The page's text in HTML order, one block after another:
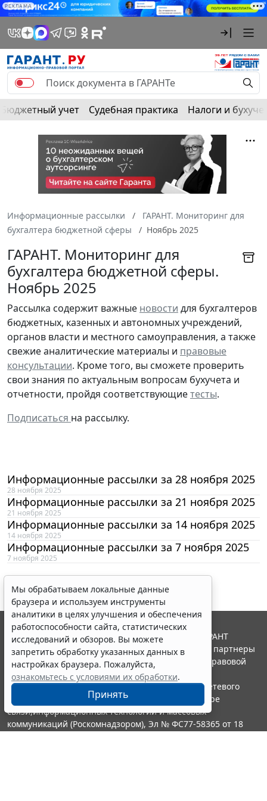
РЕКЛАМА
Бюджетный учет Судебная практика Налоги и
Информационные рассылки
ГАРАНТ. Мониторинг для
бухгалтера бюджетной сферы
Ноябрь 2025
ГАРАНТ. Мониторинг для
бухгалтера бюджетной сферы.
Ноябрь 2025
Рассылка содержит важные новости для бухгалтеров
бюджетных, казенных и автономных учреждений,
органов власти и местного самоуправления, а также
свежие аналитические материалы и правовые
консультации. Кроме того, вы сможете проверить
свои знания по актуальным вопросам бухучета и
отчетности, пройдя соответствующиетесты.
Подписаться на рассылку.
Информационные рассылки за 28 ноября 2025
28 ноября 2025
Информационные рассылки за 21 ноября 2025
21 ноября 2025
Информационные рассылки за 14 ноября 2025
14 ноября 2025
Информационные рассылки за 7 ноября 2025
7 ноября 2025
Мы обрабатываем локальные данные
браузера и используем инструменты
аналитики в целях улучшения и обеспечения
работоспособности сайта, статистических
исследований и обзоров. Вы можете
запретить обработку указанных данных в
настройках браузера. Пожалуйста,
ознакомьтесь с условиями их обработки.
Принять
© ООО "НПП "ГАРАНТ-СЕРВИС", 2026. Система ГАРАНТ
выпускается с 1990 года. Компания "Гарант" и ее партнеры
являются участниками Российской ассоциации правовой
информации ГАРАНТ.
Портал ГАРАНТ.РУ зарегистрирован в качестве сетевого
издания Федеральной службой по надзору в сфере
связи,информационных технологий и массовых
коммуникаций (Роскомнадзором), Эл № ФС77-58365 от 18